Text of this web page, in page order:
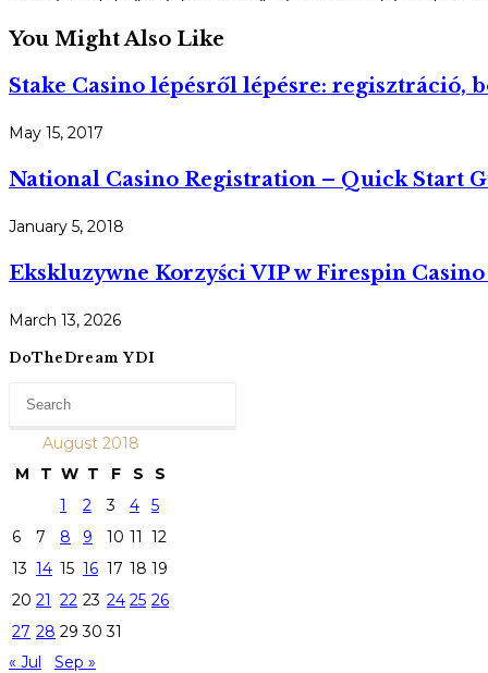
You Might Also Like
Stake Casino lépésről lépésre: regisztráció,
May 15, 2017
National Casino Registration – Quick Start
January 5, 2018
Ekskluzywne Korzyści VIP w Firespin
March 13, 2026
DoTheDream YDI
August 2018
M
T W T F S
S
1
2 3 4
5
6
7 8 9 10 11 12
13 14 15 16 17 18 19
20 21 22 23 24 25 26
27 28 29 30 31
« Jul
Sep »